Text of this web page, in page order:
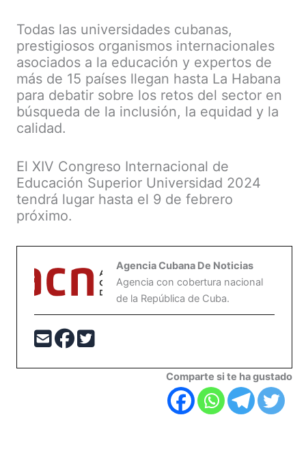
Todas las universidades cubanas,
prestigiosos organismos internacionales
asociados a la educación y expertos de
más de 15 países llegan hasta La Habana
para debatir sobre los retos del sector en
búsqueda de la inclusión, la equidad y la
calidad.
El XIV Congreso Internacional de
Educación Superior Universidad 2024
tendrá lugar hasta el 9 de febrero
próximo.
Agencia Cubana De Noticias
Agencia con cobertura nacional
de la República de Cuba.
Comparte si te ha gustado